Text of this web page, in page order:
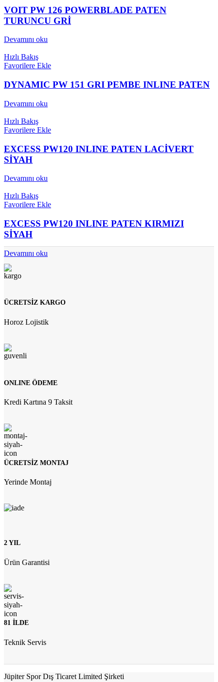
VOIT PW 126 POWERBLADE PATEN
TURUNCU GRİ
Devamını oku
Hızlı Bakış
Favorilere Ekle
DYNAMIC PW 151 GRI PEMBE INLINE PATEN
Devamını oku
Hızlı Bakış
Favorilere Ekle
EXCESS PW120 INLINE PATEN LACİVERT
SİYAH
Devamını oku
Hızlı Bakış
Favorilere Ekle
EXCESS PW120 INLINE PATEN KIRMIZI
SİYAH
Devamını oku
ÜCRETSİZ KARGO
Horoz Lojistik
ONLINE ÖDEME
Kredi Kartına 9 Taksit
ÜCRETSİZ MONTAJ
Yerinde Montaj
2 YIL
Ürün Garantisi
81 İLDE
Teknik Servis
Jüpiter Spor Dış Ticaret Limited Şirketi